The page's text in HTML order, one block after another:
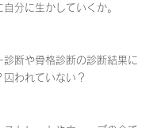
分に生かしていくか。
診断や骨格診断の診断結果に
われていない？